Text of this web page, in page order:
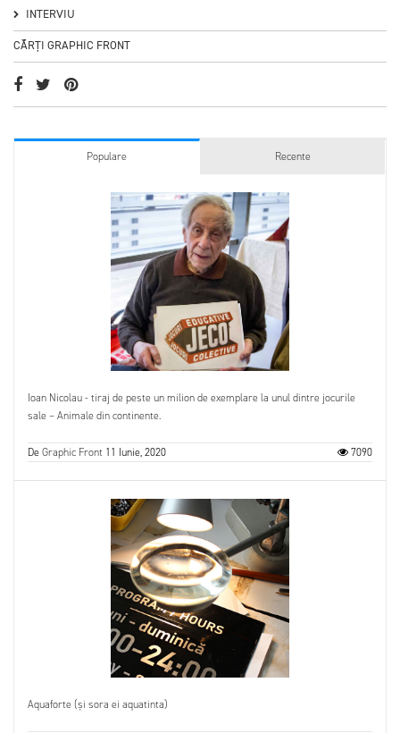
INTERVIU
CĂRȚI GRAPHIC FRONT
Populare Recente
Ioan Nicolau - tiraj de peste un milion de exemplare la unul dintre jocurile
sale – Animale din continente.
DeGraphic Front 11 Iunie, 2020 7090
Aquaforte (și sora ei aquatinta)